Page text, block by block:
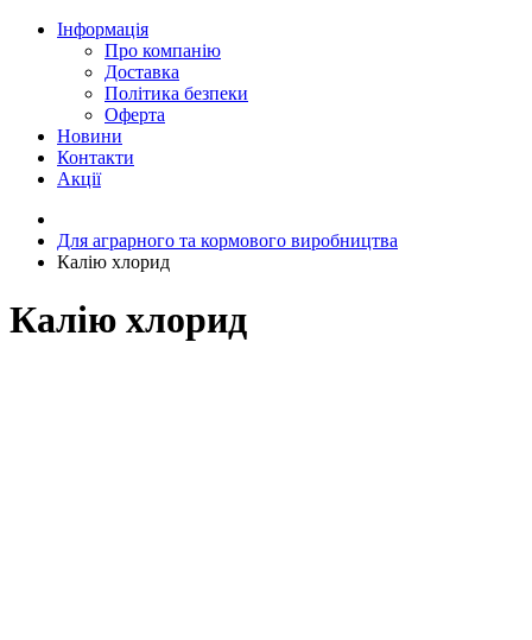
Інформація
Про компанію
Доставка
Політика безпеки
Оферта
Новини
Контакти
Акції
Для аграрного та кормового виробництва
Калію хлорид
Калію хлорид